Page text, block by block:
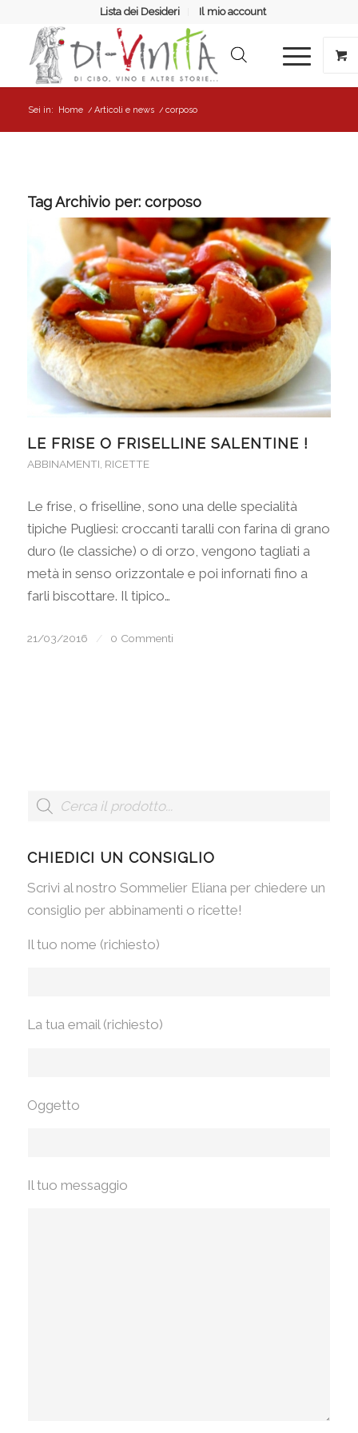
Lista dei Desideri Il mio account
Sei in: Home / Articoli e news / corposo
Tag Archivio per: corposo
LE FRISE O FRISELLINE SALENTINE !
ABBINAMENTI RICETTE
Le frise, o friselline, sono una delle specialità
tipiche Pugliesi: croccanti taralli con farina di grano
duro (le classiche) o di orzo, vengono tagliati a
metà in senso orizzontale e poi infornati fino a
farli biscottare. Il tipico…
21/03/2016 / 0 Commenti
CHIEDICI UN CONSIGLIO
Scrivi al nostro Sommelier Eliana per chiedere un
consiglio per abbinamenti o ricette!
Il tuo nome (richiesto)
La tua email (richiesto)
Oggetto
Il tuo messaggio